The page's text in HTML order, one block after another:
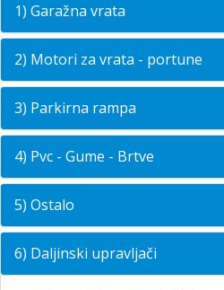
1) Garažna vrata
2) Motori za vrata - portune
3) Parkirna rampa
4) Pvc - Gume - Brtve
5) Ostalo
6) Daljinski upravljači